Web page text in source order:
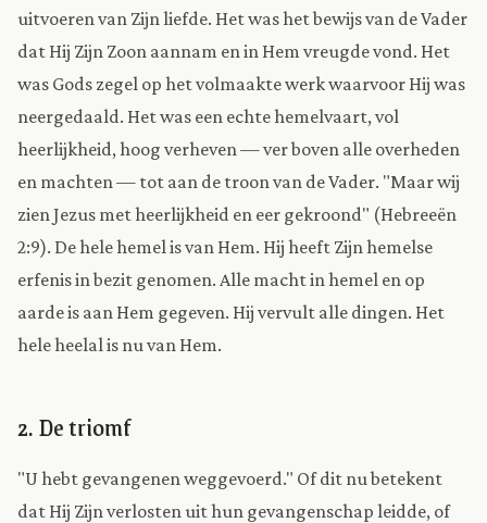
uitvoeren van Zijn liefde. Het was het bewijs van de Vader
dat Hij Zijn Zoon aannam en in Hem vreugde vond. Het
was Gods zegel op het volmaakte werk waarvoor Hij was
neergedaald. Het was een echte hemelvaart, vol
heerlijkheid, hoog verheven — ver boven alle overheden
en machten — tot aan de troon van de Vader. "Maar wij
zien Jezus met heerlijkheid en eer gekroond" (Hebreeën
2:9). De hele hemel is van Hem. Hij heeft Zijn hemelse
erfenis in bezit genomen. Alle macht in hemel en op
aarde is aan Hem gegeven. Hij vervult alle dingen. Het
hele heelal is nu van Hem.
2. De triomf
"U hebt gevangenen weggevoerd." Of dit nu betekent
dat Hij Zijn verlosten uit hun gevangenschap leidde, of